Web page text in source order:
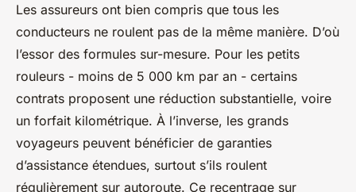
Les assureurs ont bien compris que tous les
conducteurs ne roulent pas de la même manière. D’où
l’essor des formules sur-mesure. Pour les petits
rouleurs - moins de 5 000 km par an - certains
contrats proposent une réduction substantielle, voire
un forfait kilométrique. À l’inverse, les grands
voyageurs peuvent bénéficier de garanties
d’assistance étendues, surtout s’ils roulent
régulièrement sur autoroute. Ce recentrage sur